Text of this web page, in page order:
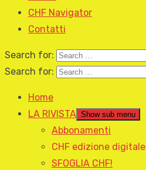
CHF Navigator
Contatti
Search for:
Search for:
Home
LA RIVISTA Show sub menu
Abbonamenti
CHF edizione digitale
SFOGLIA CHF!